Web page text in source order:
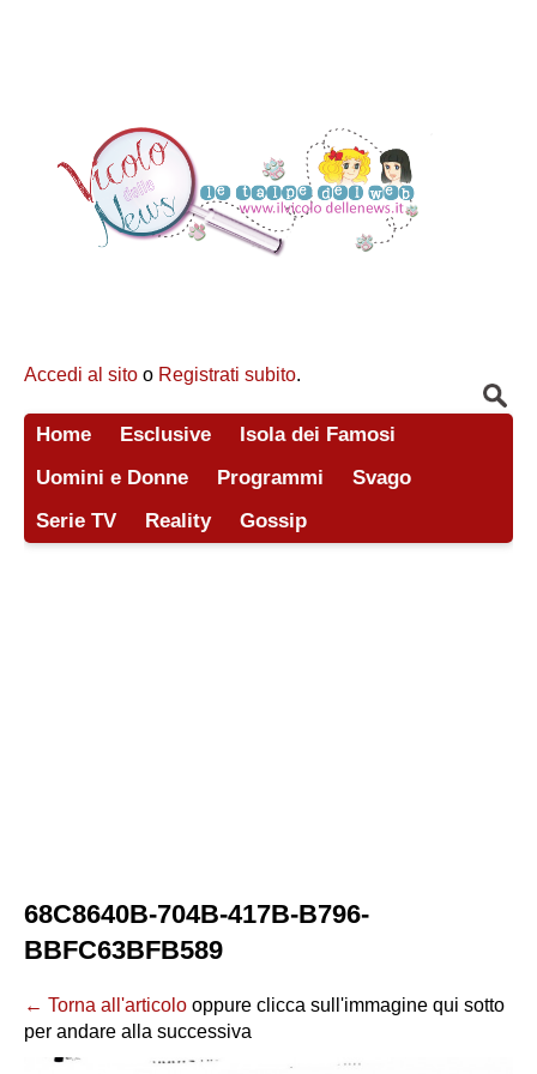
Accedi al sito o Registrati subito.
Home Esclusive
Isola dei Famosi
Uomini e Donne
Programmi
Svago
Serie TV
Reality Gossip
68C8640B-704B-417B-B796-
BBFC63BFB589
← Torna all'articolo oppure clicca sull'immagine qui sotto
per andare alla successiva